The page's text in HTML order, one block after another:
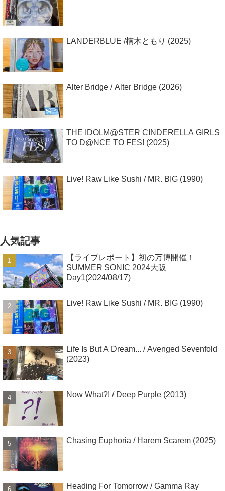
LANDERBLUE /楠木ともり (2025)
Alter Bridge / Alter Bridge (2026)
THE IDOLM@STER CINDERELLA GIRLS
TO D@NCE TO FES! (2025)
Live! Raw Like Sushi / MR. BIG (1990)
人気記事
【ライブレポート】初の万博開催！
SUMMER SONIC 2024大阪
Day1(2024/08/17)
Live! Raw Like Sushi / MR. BIG (1990)
Life Is But A Dream... / Avenged Sevenfold
(2023)
Now What?! / Deep Purple (2013)
Chasing Euphoria / Harem Scarem (2025)
Heading For Tomorrow / Gamma Ray